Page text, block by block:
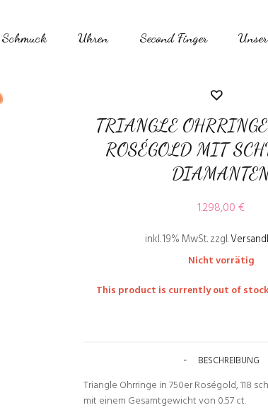
Schmuck Uhren Second Finger
TRIANGLE
ROSÉGOLD MIT
1.298,00€
inkl. 19% MwSt.zzgl.
Nicht vorrätig
This product is currently out of
BESCHREIBUNG
Triangle Ohrringe in 750er Roségold, 118
mit einem Gesamtgewicht von 0.57 ct.